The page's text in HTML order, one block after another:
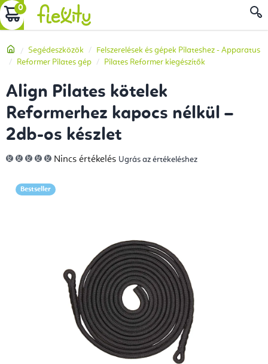
Ugrás
a
tartalomhoz
KOSÁR
Kezdőlap
Segédeszközök
Felszerelések és gépek Pilateshez - Apparatus
Reformer Pilates gép
Pilates Reformer kiegészítők
Align Pilates kötelek
Reformerhez kapocs nélkül –
2db-os készlet
A
termék
5-
ből
Nincs értékelés Ugrás az értékeléshez
Bestseller